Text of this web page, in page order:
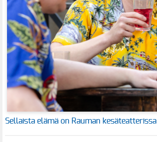
Sellaista elämä on Rauman kesäteatterissa